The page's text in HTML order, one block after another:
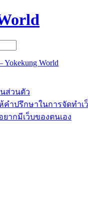
Yokekung World
ส่วนตัว
คำปรึกษาในการจัดทำเ
ยากมีเว็บของตนเอง